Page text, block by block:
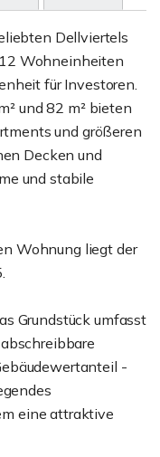
Dellviertels
Wohneinheiten
für Investoren.
und 82 m² bieten
und größeren
Decken und
und stabile
Wohnung liegt der
Grundstück umfasst
-
eine attraktive